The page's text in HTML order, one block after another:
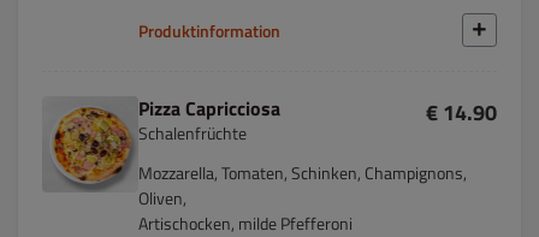
Produktinformation
Pizza Capricciosa
Schalenfrüchte
€ 14.90
Mozzarella, Tomaten, Schinken, Champignons,
Oliven,
Artischocken, milde Pfefferoni